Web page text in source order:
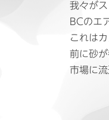
我々が
BCのエ
これは
前に砂が
市場に